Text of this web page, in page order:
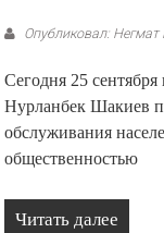
Опубликовал: Негмат
Сегодня 25
Нурланбек Шакиев
обслуживания
общественностью
Читать далее